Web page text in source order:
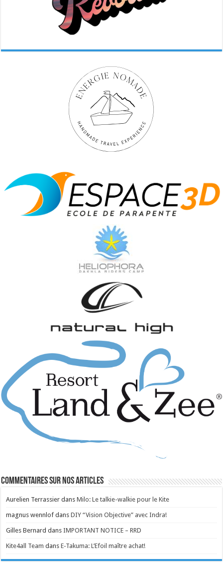
Commentaires sur nos articles
Aurelien Terrassier dansMilo: Le talkie-walkie pour le Kite
magnus wennlof dansDIY “Vision Objective” avec Indra!
Gilles Bernard dansIMPORTANT NOTICE – RRD
Kite4all Team dansE-Takuma: L’Efoil maître achat!